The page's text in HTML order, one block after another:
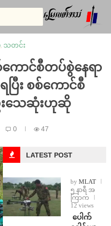
, သတင်း
ကောင်စီတပ်စွဲနေရာ
ြီး စစ်ကောင်စီ
းသေဆုံးဟုဆို
0 47
LATEST POST
by MLAT
၅ နာရီ အ
ကြာက
12 views
⁩ ⁨ပေါက်